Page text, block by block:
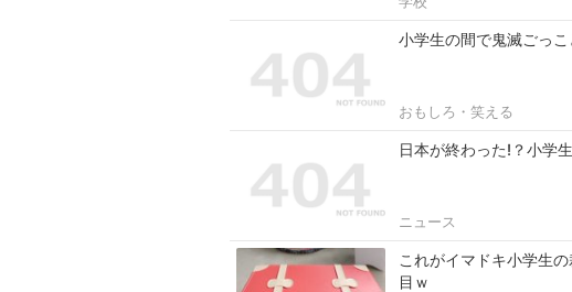
小学生の間で鬼滅ごっ
おもしろ・笑える
日本が終わった!？小学
ニュース
これがイマドキ小学生
目ｗ